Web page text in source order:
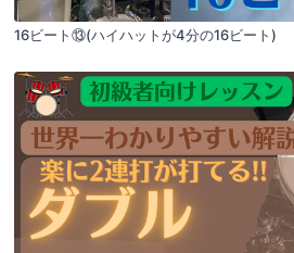
16ビート⑬(ハイハットが4分の16ビート)